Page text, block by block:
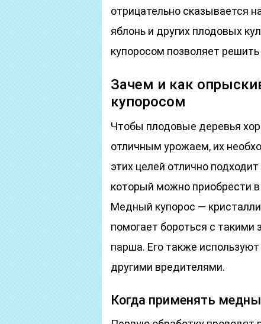
отрицательно сказывается
яблонь и других плодовых
купоросом позволяет
Зачем и как
купоросом
Чтобы плодовые деревья
отличным урожаем, их
этих целей отлично
который можно приобрести
Медный купорос —
помогает бороться с такими
парша. Его также
другими вредителями.
Когда применять